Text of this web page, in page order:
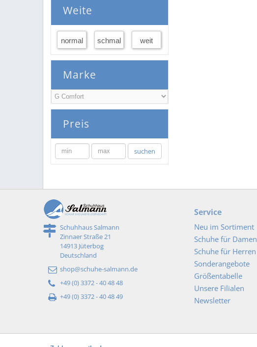
Weite
normal schmal weit
Marke
Preis
min max suchen
Schuhhaus Salmann
Zinnaer Straße 21
14913 Jüterbog
Deutschland
shop@schuhe-salmann.de
+49 (0) 3372 - 40 48 48
+49 (0) 3372 - 40 48 49
Service
Neu im Sortiment
Schuhe für Damen
Schuhe für Herren
Sonderangebote
Größentabelle
Unsere Filialen
Newsletter